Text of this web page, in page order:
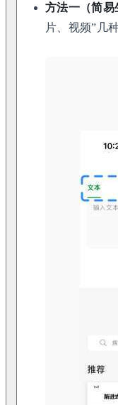
方法一（简易
片、视频”几